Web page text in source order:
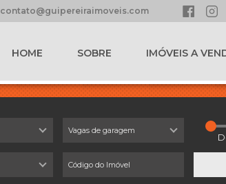
contato@guipereiraimoveis.com
HOME SOBRE IMÓVEIS A
Vagas de garagem